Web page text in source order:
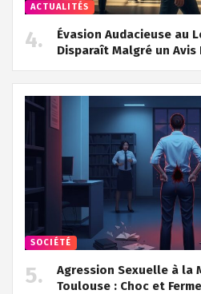
ACTUALITÉS
Évasion Audacieuse au
Disparaît Malgré un
SOCIÉTÉ
Agression Sexuelle à la
Toulouse : Choc et